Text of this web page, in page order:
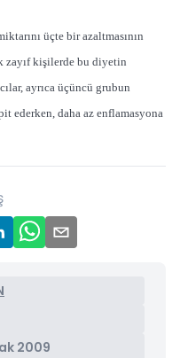
üçte bir azaltmasının
zayıf kişilerde bu diyetin
ayrıca üçüncü grubun
ederken, daha az enflamasyona
2009